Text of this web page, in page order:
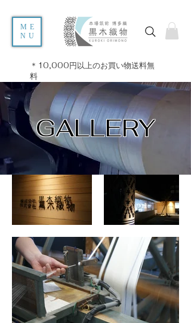
ME
NU
＊10,000円以上のお買い物送料無
料
GALLERY